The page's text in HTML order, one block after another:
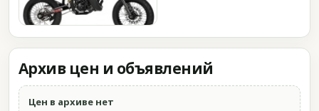
Архив цен и объявлений
Цен в архиве нет